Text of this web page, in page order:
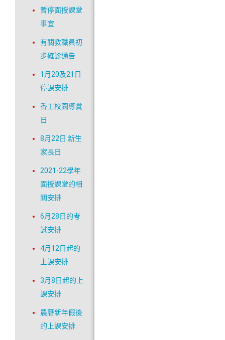
暫停面授課堂
事宜
有關教職員初
步確診通告
1月20及21日
停課安排
香工校園導賞
日
8月22日 新生
家長日
2021-22學年
面授課堂的相
關安排
6月28日的考
試安排
4月12日起的
上課安排
3月8日起的上
課安排
農曆新年假後
的上課安排